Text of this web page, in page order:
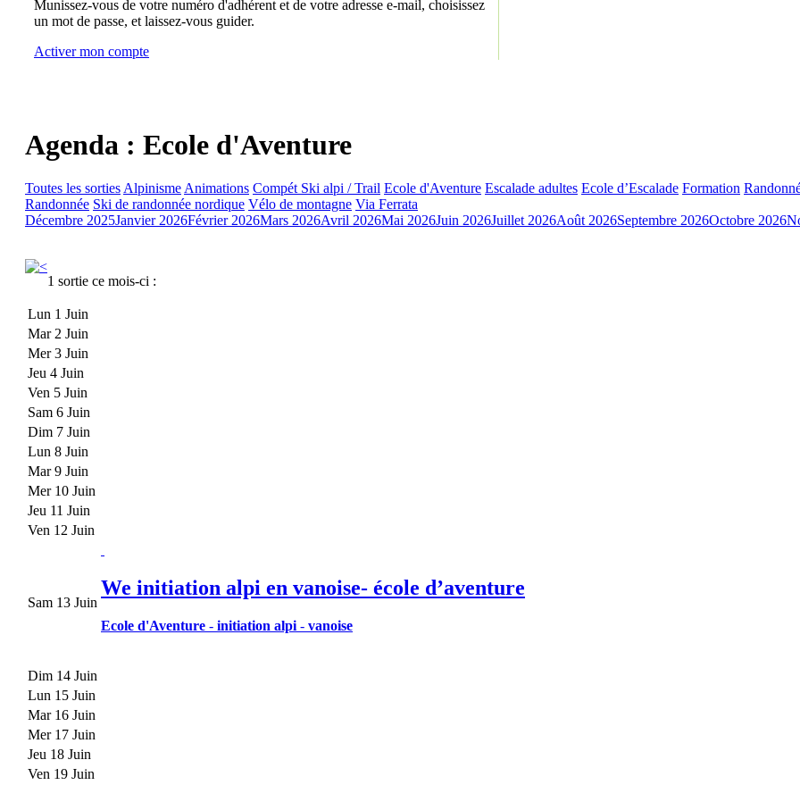
Munissez-vous de votre numéro d'adhérent et de votre adresse e-mail, choisissez
un mot de passe, et laissez-vous guider.
Activer mon compte
Agenda : Ecole d'Aventure
Toutes les sortiesAlpinismeAnimations Compét Ski alpi / Trail Ecole d'Aventure Escalade adultes Ecole d’Escalade Formation
Randonnée Ski de randonnée nordique Vélo de montagne Via Ferrata
Décembre 2025Janvier 2026Février 2026Mars 2026Avril 2026Mai 2026Juin 2026Juillet 2026Août 2026Septembre 2026Octobre 2026
1 sortie ce mois-ci :
Lun 1 Juin
Mar 2 Juin
Mer 3 Juin
Jeu 4 Juin
Ven 5 Juin
Sam 6 Juin
Dim 7 Juin
Lun 8 Juin
Mar 9 Juin
Mer 10 Juin
Jeu 11 Juin
Ven 12 Juin
Sam 13 Juin
We initiation alpi en vanoise- école d’aventure
Ecole d'Aventure - initiation alpi - vanoise
Dim 14 Juin
Lun 15 Juin
Mar 16 Juin
Mer 17 Juin
Jeu 18 Juin
Ven 19 Juin